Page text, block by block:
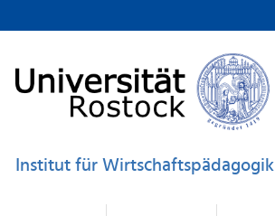
Institut für Wirtschaftspädagogik